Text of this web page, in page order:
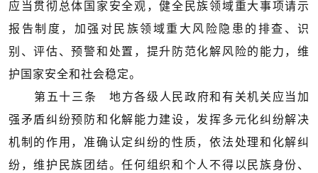
应当贯彻总体国家安全观，健全民族领域重大事项请示
报告制度，加强对民族领域重大风险隐患的排查、识
别、评估、预警和处置，提升防范化解风险的能力，维
护国家安全和社会稳定。
第五十三条 地方各级人民政府和有关机关应当加
强矛盾纠纷预防和化解能力建设，发挥多元化纠纷解决
机制的作用，准确认定纠纷的性质，依法处理和化解纠
纷，维护民族团结。任何组织和个人不得以民族身份、